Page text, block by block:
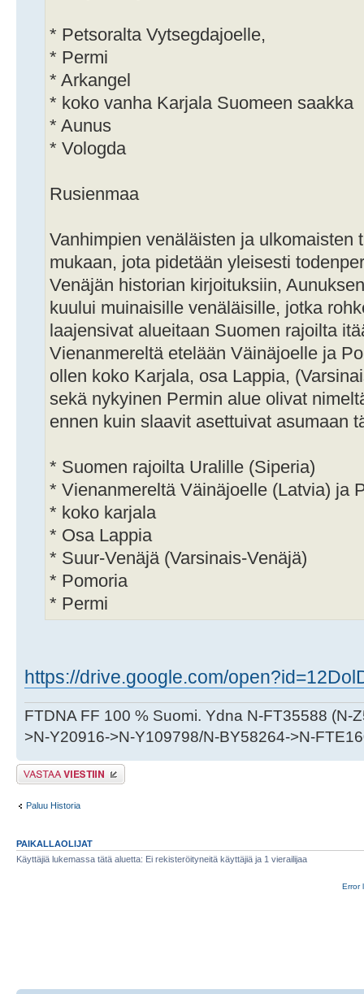
* Petsoralta Vytsegdajoelle,
* Permi
* Arkangel
* koko vanha Karjala Suomeen saakka
* Aunus
* Vologda
Rusienmaa
Vanhimpien venäläisten ja ulkomaisten
mukaan, jota pidetään yleisesti
Venäjän historian kirjoituksiin,
kuului muinaisille venäläisille, jotka
laajensivat alueitaan Suomen rajoilta
Vienanmereltä etelään Väinäjoelle ja
ollen koko Karjala, osa Lappia,
sekä nykyinen Permin alue olivat
ennen kuin slaavit asettuivat asumaan
* Suomen rajoilta Uralille (Siperia)
* Vienanmereltä Väinäjoelle (Latvia) ja
* koko karjala
* Osa Lappia
* Suur-Venäjä (Varsinais-Venäjä)
* Pomoria
* Permi
https://drive.google.com/
FTDNA FF 100 % Suomi. Ydna N-FT35588 (N-
>N-Y20916->N-Y109798/N-BY58264->N-
Lähetä vastaus
Paluu Historia
PAIKALLAOLIJAT
Käyttäjiä lukemassa tätä aluetta: Ei rekisteröityneitä käyttäjiä ja 1 vierailijaa
Error